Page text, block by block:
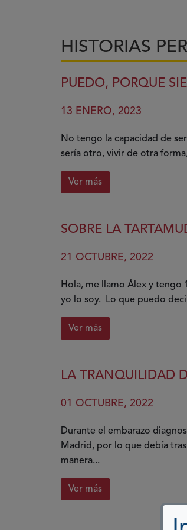
HISTORIAS
PUEDO, PORQUE
13 ENERO, 2023
No tengo la capacidad de
sería otro, vivir de otra
Ver más
sobre
porque
pude
SOBRE LA
21 OCTUBRE, 2022
Hola, me llamo Álex y
yo lo soy. Lo que puedo
Ver más
sobre
la
lo
ha
sido
LA TRANQUILIDAD
01 OCTUBRE, 2022
Durante el embarazo
Madrid, por lo que debía
manera...
Ver más
sobre